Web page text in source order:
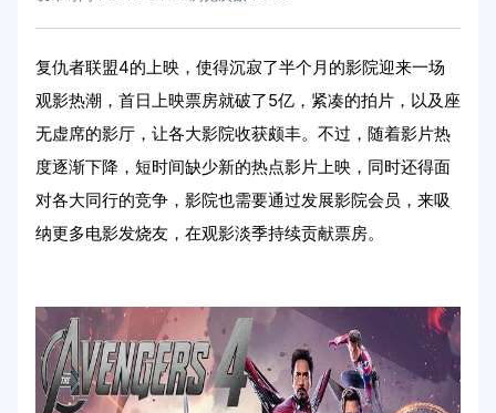
复仇者联盟4的上映，使得沉寂了半个月的影院迎来一场
观影热潮，首日上映票房就破了5亿，紧凑的拍片，以及座
无虚席的影厅，让各大影院收获颇丰。不过，随着影片热
度逐渐下降，短时间缺少新的热点影片上映，同时还得面
对各大同行的竞争，影院也需要通过发展影院会员，来吸
纳更多电影发烧友，在观影淡季持续贡献票房。